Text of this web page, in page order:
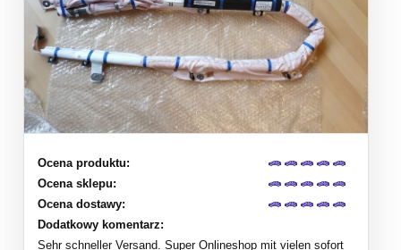
Ocena produktu:
Ocena sklepu:
Ocena dostawy:
Dodatkowy komentarz:
Sehr schneller Versand. Super Onlineshop mit vielen sofort